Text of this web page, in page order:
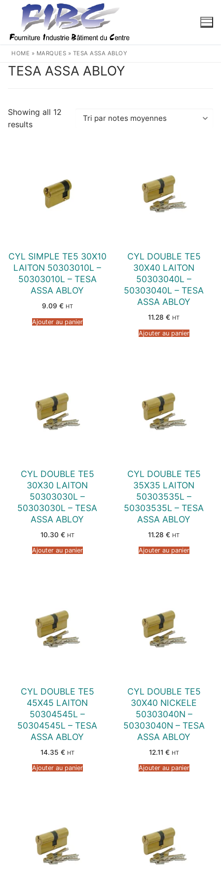
contenu
HOME » MARQUES » TESA ASSA ABLOY
TESA ASSA ABLOY
Showing all 12
results
Trié
CYL SIMPLE TE5 30X10
LAITON 50303010L –
50303010L – TESA
ASSA ABLOY
9.09 € HT
Ajouter au panier
CYL DOUBLE TE5
30X40 LAITON
50303040L –
50303040L – TESA
ASSA ABLOY
11.28 € HT
Ajouter au panier
CYL DOUBLE TE5
30X30 LAITON
50303030L –
50303030L – TESA
ASSA ABLOY
10.30 € HT
Ajouter au panier
CYL DOUBLE TE5
35X35 LAITON
50303535L –
50303535L – TESA
ASSA ABLOY
11.28 € HT
Ajouter au panier
CYL DOUBLE TE5
45X45 LAITON
50304545L –
50304545L – TESA
ASSA ABLOY
14.35 € HT
Ajouter au panier
CYL DOUBLE TE5
30X40 NICKELE
50303040N –
50303040N – TESA
ASSA ABLOY
12.11 € HT
Ajouter au panier